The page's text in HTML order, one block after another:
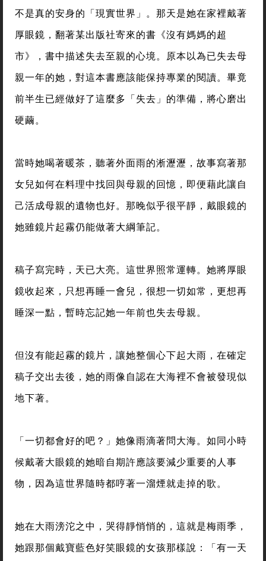
不是真的安身的「現實世界」。那天是她在家裡戴著
厚眼鏡，翻著某出版社寄來的書《沒有媽媽的超
市》，書中描述失去至親的心境。原本以為已失去母
親一年的她，對這本書應該能保持專業的閱讀。畢竟
前半生已經做好了這麼多「失去」的準備，將心磨出
硬繭。
當時她喝著暖茶，聽著外面雨的淅瀝瀝，故事寫著那
女兒如何在料理中找回與母親的回憶，即便藉此讓自
己活成母親的遺物也好。那晚似乎很平靜，戴眼鏡的
她雖鏡片起霧仍能做著大綱筆記。
稿子寫完時，天已大亮。這世界照常運轉。她將厚眼
鏡收起來，只想再睡一會兒，很想一切如常，更想再
睡深一點，暫時忘記她一年前也失去母親。
但沒有能起霧的鏡片，讓她整個心下起大雨，在確定
稿子交出去後，她的雨像自認在大海裡不會被發現似
地下著。
「一切都會好的吧？」她像雨滴著問大海。如同小時
候戴著大眼鏡的她暗自期許應該要減少重要的人事
物，因為這世界隨時都哼著一溜煙就走掉的歌。
她在大雨滂沱之中，哭得靜悄悄的，這就是梅雨季，
她跟那個戴寶藍色好笑眼鏡的女孩那樣說：「有一天